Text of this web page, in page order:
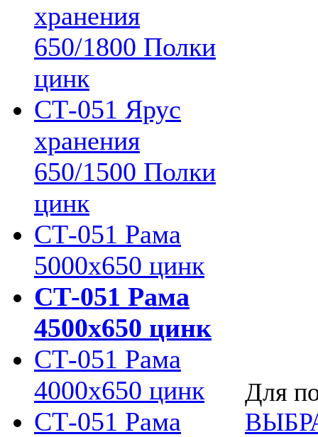
хранения
650/1800 Полки
цинк
СТ-051 Ярус
хранения
650/1500 Полки
цинк
СТ-051 Рама
5000х650 цинк
СТ-051 Рама
4500х650 цинк
СТ-051 Рама
4000х650 цинк
СТ-051 Рама
Для